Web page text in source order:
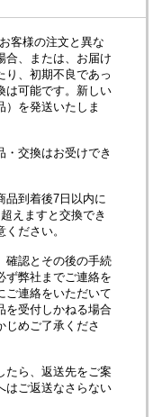
客様の注文と異な
合、または、お届け
り、初期不良であっ
は可能です。新しい
）を発送いたしま
交換はお受けでき
到着後7日以内に
えますと交換でき
ださい。
確認とその後の手続
ず弊社までご連絡を
ご連絡をいただいて
を受付しかねる場合
じめご了承くださ
たら、返送先をご案
はご返送なさらない